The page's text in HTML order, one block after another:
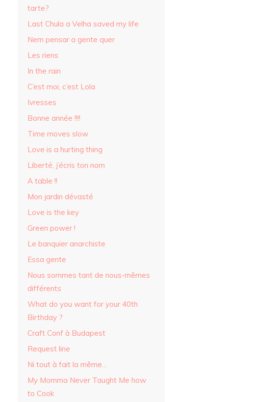
tarte?
Last Chula a Velha saved my life
Nem pensar a gente quer
Les riens
In the rain
C’est moi, c’est Lola
Ivresses
Bonne année !!!!
Time moves slow
Love is a hurting thing
Liberté, j’écris ton nom
A table !!
Mon jardin dévasté
Love is the key
Green power !
Le banquier anarchiste
Essa gente
Nous sommes tant de nous-mêmes
différents
What do you want for your 40th
Birthday ?
Craft Conf à Budapest
Request line
Ni tout à fait la même…
My Momma Never Taught Me how
to Cook